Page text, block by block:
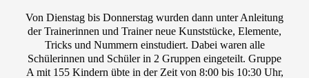
Von Dienstag bis Donnerstag wurden dann unter Anleitung
der Trainerinnen und Trainer neue Kunststücke, Elemente,
Tricks und Nummern einstudiert. Dabei waren alle
Schülerinnen und Schüler in 2 Gruppen eingeteilt. Gruppe
A mit 155 Kindern übte in der Zeit von 8:00 bis 10:30 Uhr,